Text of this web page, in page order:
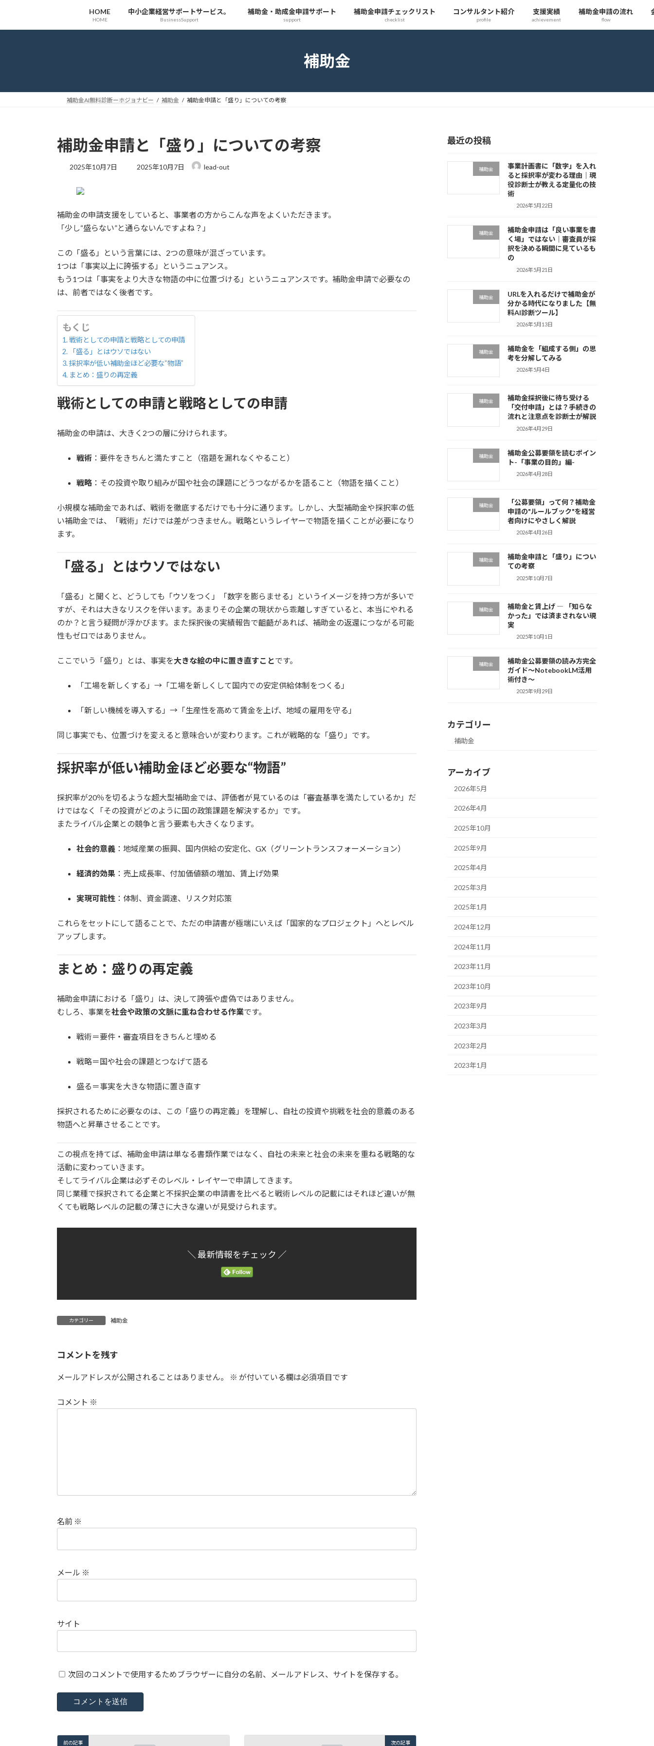
テ
ゲ
HOME
HOME
中小企業経営サポートサービス。
BusinessSupport
補助金・助成金申請サポート
support
補助金申請チェックリスト
checklist
コンサルタント紹介
profile
支援実績
achievement
補助金申請の流れ
flow
補助金
補助金AI無料診断ーホジョナビー 補助金 補助金申請と「盛り」についての考察
補助金申請と「盛り」についての考察
2025年10月7日
最
時
2025年10月7日 lead-out
補助金の申請支援をしていると、事業者の方からこんな声をよくいただきます。
「少し“盛らない”と通らないんですよね？」
この「盛る」という言葉には、2つの意味が混ざっています。
1つは「事実以上に誇張する」というニュアンス。
もう1つは「事実をより大きな物語の中に位置づける」というニュアンスです。補助金申請で必要なの
は、前者ではなく後者です。
もくじ
戦術としての申請と戦略としての申請
「盛る」とはウソではない
採択率が低い補助金ほど必要な“物語”
まとめ：盛りの再定義
戦術としての申請と戦略としての申請
補助金の申請は、大きく2つの層に分けられます。
戦術 ：要件をきちんと満たすこと（宿題を漏れなくやること）
戦略 ：その投資や取り組みが国や社会の課題にどうつながるかを語ること（物語を描くこと）
小規模な補助金であれば、戦術を徹底するだけでも十分に通ります。しかし、大型補助金や採択率の低
い補助金では、「戦術」だけでは差がつきません。戦略というレイヤーで物語を描くことが必要になり
ます。
「盛る」とはウソではない
「盛る」と聞くと、どうしても「ウソをつく」「数字を膨らませる」というイメージを持つ方が多いで
すが、それは大きなリスクを伴います。あまりその企業の現状から乖離しすぎていると、本当にやれる
のか？と言う疑問が浮かびます。また採択後の実績報告で齟齬があれば、補助金の返還につながる可能
性もゼロではありません。
ここでいう「盛り」とは、事実を大きな絵の中に置き直すこと です。
「工場を新しくする」→「工場を新しくして国内での安定供給体制をつくる」
「新しい機械を導入する」→「生産性を高めて賃金を上げ、地域の雇用を守る」
同じ事実でも、位置づけを変えると意味合いが変わります。これが戦略的な「盛り」です。
採択率が低い補助金ほど必要な“物語”
採択率が20％を切るような超大型補助金では、評価者が見ているのは「審査基準を満たしているか」だ
けではなく「その投資がどのように国の政策課題を解決するか」です。
またライバル企業との競争と言う要素も大きくなります。
社会的意義 ：地域産業の振興、国内供給の安定化、GX（グリーントランスフォーメーション）
経済的効果 ：売上成長率、付加価値額の増加、賃上げ効果
実現可能性 ：体制、資金調達、リスク対応策
これらをセットにして語ることで、ただの申請書が極端にいえば「国家的なプロジェクト」へとレベル
アップします。
まとめ：盛りの再定義
補助金申請における「盛り」は、決して誇張や虚偽ではありません。
むしろ、事業を社会や政策の文脈に重ね合わせる作業です。
戦術＝要件・審査項目をきちんと埋める
戦略＝国や社会の課題とつなげて語る
盛る＝事実を大きな物語に置き直す
採択されるために必要なのは、この「盛りの再定義」を理解し、自社の投資や挑戦を社会的意義のある
物語へと昇華させることです。
この視点を持てば、補助金申請は単なる書類作業ではなく、自社の未来と社会の未来を重ねる戦略的な
活動に変わっていきます。
そしてライバル企業は必ずそのレベル・レイヤーで申請してきます。
同じ業種で採択されてる企業と不採択企業の申請書を比べると戦術レベルの記載にはそれほど違いが無
くても戦略レベルの記載の薄さに大きな違いが見受けられます。
＼ 最新情報をチェック ／
カテゴリー 補助金
コメントを残す
メールアドレスが公開されることはありません。 ※ が付いている欄は必須項目です
コメント ※
名前 ※
メール ※
サイト
次回のコメントで使用するためブラウザーに自分の名前、メールアドレス、サイトを保存する。
前の記事 次の記事
最近の投稿
補助金
事業計画書に「数字」を入れ
ると採択率が変わる理由｜現
役診断士が教える定量化の技
術
2026年5月22日
補助金
補助金申請は「良い事業を書
く場」ではない｜審査員が採
択を決める瞬間に見ているも
の
2026年5月21日
補助金
URLを入れるだけで補助金が
分かる時代になりました【無
料AI診断ツール】
2026年5月13日
補助金
補助金を「組成する側」の思
考を分解してみる
2026年5月4日
補助金
補助金採択後に待ち受ける
「交付申請」とは？手続きの
流れと注意点を診断士が解説
2026年4月29日
補助金
補助金公募要領を読むポイン
ト-「事業の目的」編-
2026年4月28日
補助金
「公募要領」って何？補助金
申請の"ルールブック"を経営
者向けにやさしく解説
2026年4月26日
補助金
補助金申請と「盛り」につい
ての考察
2025年10月7日
補助金
補助金と賃上げ ― 「知らな
かった」では済まされない現
実
2025年10月1日
補助金
補助金公募要領の読み方完全
ガイド〜NotebookLM活用
術付き〜
2025年9月29日
カテゴリー
補助金
アーカイブ
2026年5月
2026年4月
2025年10月
2025年9月
2025年4月
2025年3月
2025年1月
2024年12月
2024年11月
2023年11月
2023年10月
2023年9月
2023年3月
2023年2月
2023年1月